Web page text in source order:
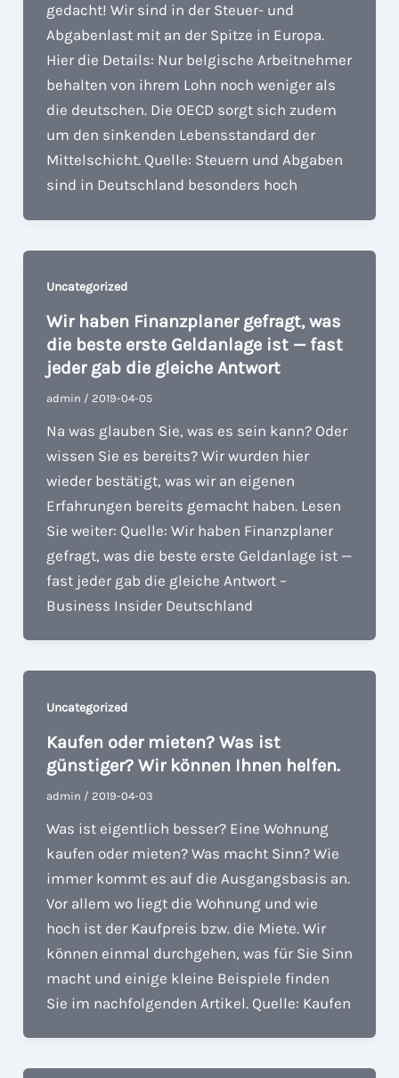
gedacht! Wir sind in der Steuer- und
Abgabenlast mit an der Spitze in Europa.
Hier die Details: Nur belgische Arbeitnehmer
behalten von ihrem Lohn noch weniger als
die deutschen. Die OECD sorgt sich zudem
um den sinkenden Lebensstandard der
Mittelschicht. Quelle: Steuern und Abgaben
sind in Deutschland besonders hoch
Uncategorized
Wir haben Finanzplaner gefragt, was
die beste erste Geldanlage ist — fast
jeder gab die gleiche Antwort
admin / 2019-04-05
Na was glauben Sie, was es sein kann? Oder
wissen Sie es bereits? Wir wurden hier
wieder bestätigt, was wir an eigenen
Erfahrungen bereits gemacht haben. Lesen
Sie weiter: Quelle: Wir haben Finanzplaner
gefragt, was die beste erste Geldanlage ist —
fast jeder gab die gleiche Antwort –
Business Insider Deutschland
Uncategorized
Kaufen oder mieten? Was ist
günstiger? Wir können Ihnen helfen.
admin / 2019-04-03
Was ist eigentlich besser? Eine Wohnung
kaufen oder mieten? Was macht Sinn? Wie
immer kommt es auf die Ausgangsbasis an.
Vor allem wo liegt die Wohnung und wie
hoch ist der Kaufpreis bzw. die Miete. Wir
können einmal durchgehen, was für Sie Sinn
macht und einige kleine Beispiele finden
Sie im nachfolgenden Artikel. Quelle: Kaufen